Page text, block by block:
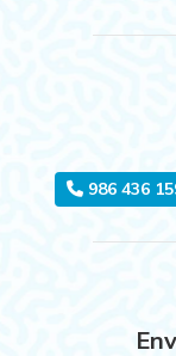
986 436